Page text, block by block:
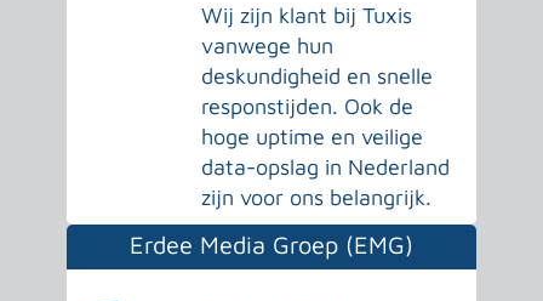
Wij zijn klant bij Tuxis
vanwege hun
deskundigheid en snelle
responstijden. Ook de
hoge uptime en veilige
data-opslag in Nederland
zijn voor ons belangrijk.
Erdee Media Groep (EMG)